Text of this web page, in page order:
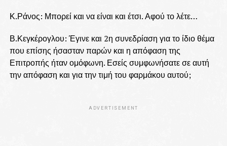
Κ.Ράνος: Μπορεί και να είναι και έτσι. Αφού το λέτε…
Β.Κεγκέρογλου: Έγινε και 2η συνεδρίαση για το ίδιο θέμα
που επίσης ήσασταν παρών και η απόφαση της
Επιτροπής ήταν ομόφωνη. Εσείς συμφωνήσατε σε αυτή
την απόφαση και για την τιμή του φαρμάκου αυτού;
ADVERTISEMENT